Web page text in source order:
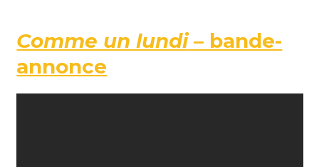
Comme un lundi– bande-
annonce